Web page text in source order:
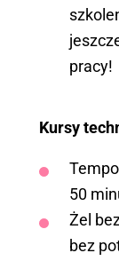
pracy!
Kursy
50
Żel
bez